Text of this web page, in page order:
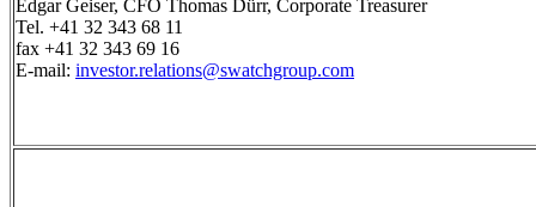
Edgar Geiser, CFO Thomas Dürr, Corporate Treasurer
Tel. +41 32 343 68 11
fax +41 32 343 69 16
E-mail: investor.relations@swatchgroup.com